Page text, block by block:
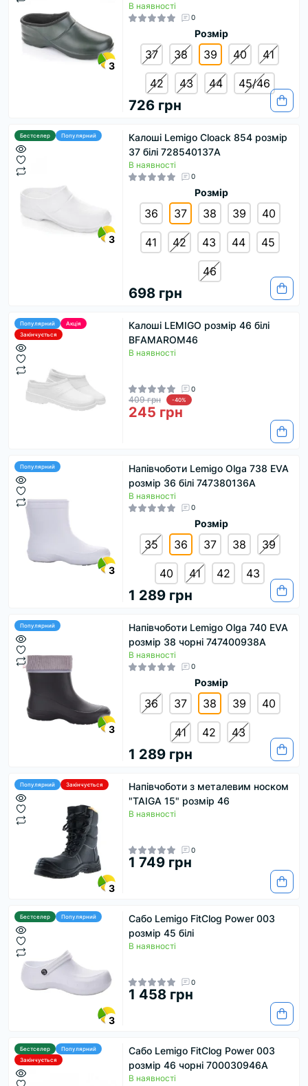
3
В наявності
0
Розмір
37 38 39 40 41
42 43 44 45/46
726 грн
Бестселер Популярний
3
Калоші Lemigo Cloack 854 розмір
37 білі 728540137A
В наявності
0
Розмір
36 37 38 39 40
41 42 43 44 45
46
698 грн
Популярний
Акція
Закінчується
Калоші LEMIGO розмір 46 білі
BFАМАRОM46
В наявності
0
409 грн -40%
245 грн
Популярний
3
Напівчоботи Lemigo Olga 738 EVA
розмір 36 білі 747380136А
В наявності
0
Розмір
35 36 37 38 39
40 41 42 43
1 289 грн
Популярний
3
Напівчоботи Lemigo Olga 740 EVA
розмір 38 чорні 747400938A
В наявності
0
Розмір
36 37 38 39 40
41 42 43
1 289 грн
Популярний Закінчується
3
Напівчоботи з металевим носком
"TAIGA 15" розмір 46
В наявності
0
1 749 грн
Бестселер Популярний
3
Сабо Lemigo FitClog Power 003
розмір 45 білі
В наявності
0
1 458 грн
Бестселер
Популярний
Закінчується
Сабо Lemigo FitClog Power 003
розмір 46 чорні 700030946A
В наявності